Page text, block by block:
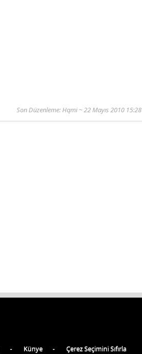
Son Düzenleme:Hqmi~ 22 Mayıs 2010 15:28
Künye Çerez Seçimini Sıfırla